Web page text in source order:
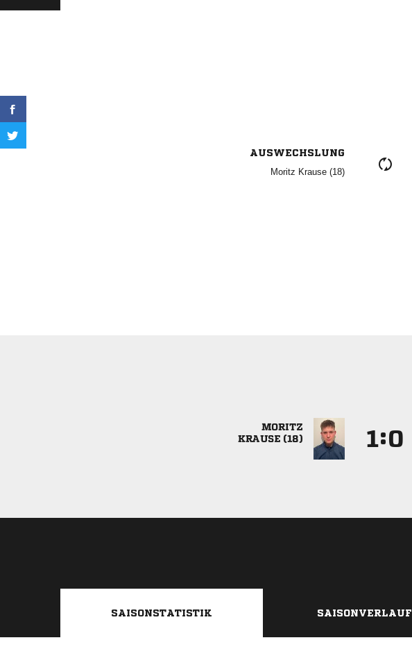
AUSWECHSLUNG
  

 
:
SAISONSTATISTIK SAISONVERLAUF